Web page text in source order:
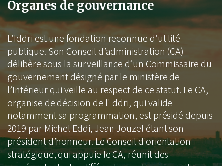
Organes de gouvernance
L’Iddri est une fondation reconnue d’utilité
publique. Son Conseil d’administration (CA)
délibère sous la surveillance d‘un Commissaire du
gouvernement désigné par le ministère de
l’Intérieur qui veille au respect de ce statut. Le CA,
organise de décision de l'Iddri, qui valide
notamment sa programmation, est présidé depuis
2019 par Michel Eddi, Jean Jouzel étant son
président d’honneur. Le Conseil d'orientation
stratégique, qui appuie le CA, réunit des